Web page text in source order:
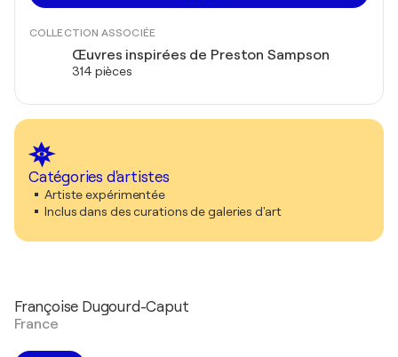
COLLECTION ASSOCIÉE
Œuvres inspirées de Preston Sampson
314 pièces
Catégories d'artistes
Artiste expérimentée
Inclus dans des curations de galeries d'art
Françoise Dugourd-Caput
France